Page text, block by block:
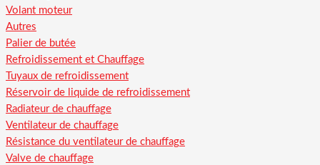
Volant moteur
Autres
Palier de butée
Refroidissement et Chauffage
Tuyaux de refroidissement
Réservoir de liquide de refroidissement
Radiateur de chauffage
Ventilateur de chauffage
Résistance du ventilateur de chauffage
Valve de chauffage